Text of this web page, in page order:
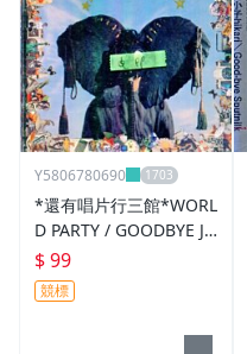
Y5806780690
*還有唱片行三館*WORL
D PARTY / GOODBYE JU
MBO 二手 ZZ5594(需競
標)
$ 99
競標